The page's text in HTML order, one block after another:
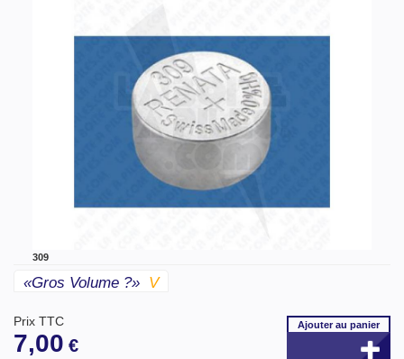
309
«gros Volume ?» V
Prix TTC
7,00 €
Ajouterau panier